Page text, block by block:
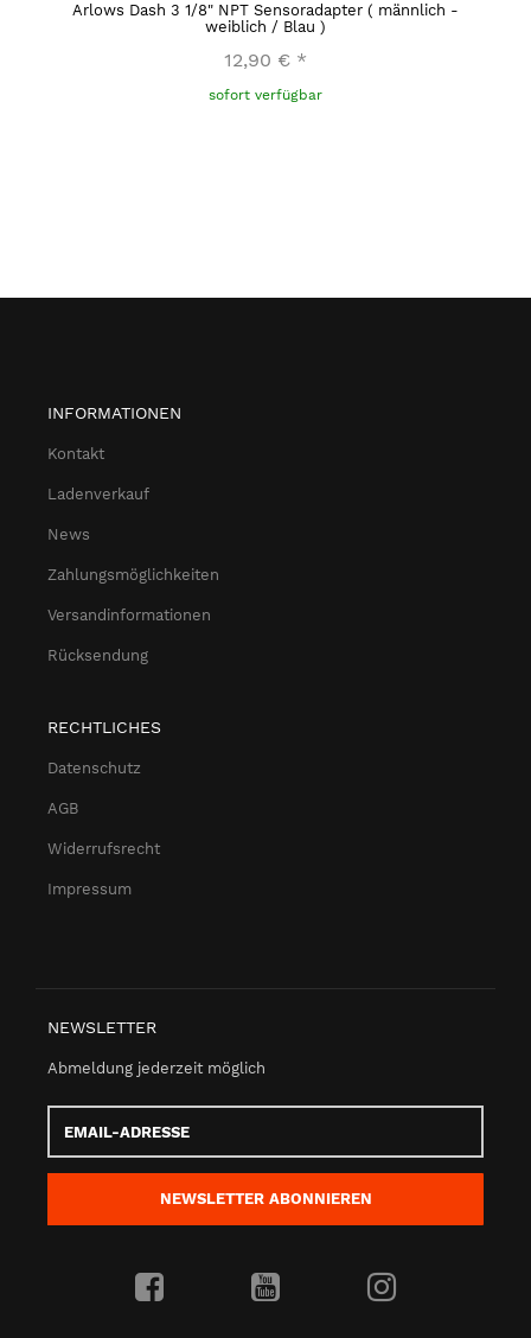
Arlows Dash 3 1/8" NPT Sensoradapter ( männlich -
weiblich / Blau )
12,90 € *
sofort verfügbar
INFORMATIONEN
Kontakt
Ladenverkauf
News
Zahlungsmöglichkeiten
Versandinformationen
Rücksendung
RECHTLICHES
Datenschutz
AGB
Widerrufsrecht
Impressum
NEWSLETTER
Abmeldung jederzeit möglich
Adresse
NEWSLETTER ABONNIEREN